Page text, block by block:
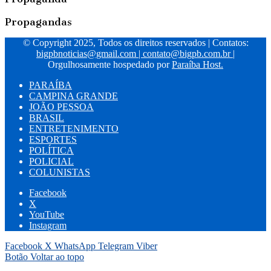
Propagandas
© Copyright 2025, Todos os direitos reservados | Contatos:
bigpbnoticias@gmail.com
contato@bigpb.com.br
Orgulhosamente hospedado porParaíba Host.
PARAÍBA
CAMPINA GRANDE
JOÃO PESSOA
BRASIL
ENTRETENIMENTO
ESPORTES
POLÍTICA
POLICIAL
COLUNISTAS
Facebook
X
YouTube
Instagram
Facebook X WhatsApp Telegram Viber
Botão Voltar ao topo